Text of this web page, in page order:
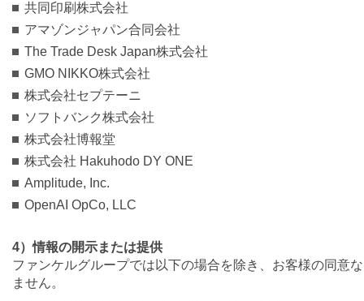
共同印刷株式会社
アマゾンジャパン合同会社
The Trade Desk Japan株式会社
GMO NIKKO株式会社
株式会社セプテーニ
ソフトバンク株式会社
株式会社博報堂
株式会社 Hakuhodo DY ONE
Amplitude, Inc.
OpenAI OpCo, LLC
4）情報の開示または提供
ファンケルグループでは以下の場合を除き、お客様の同意
ません。